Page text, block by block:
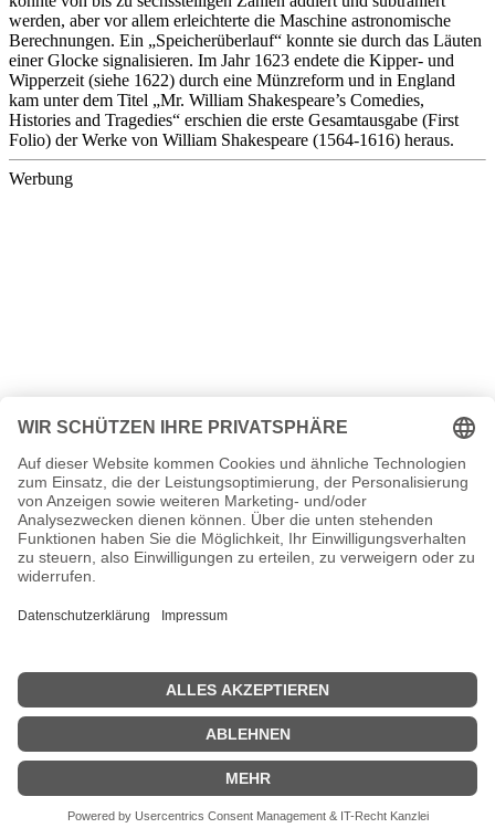
werden, aber vor allem erleichterte die Maschine astronomische
Berechnungen. Ein „Speicherüberlauf“ konnte sie durch das Läuten
einer Glocke signalisieren. Im Jahr 1623 endete die Kipper- und
Wipperzeit (siehe 1622) durch eine Münzreform und in England
kam unter dem Titel „Mr. William Shakespeare’s Comedies,
Histories and Tragedies“ erschien die erste Gesamtausgabe (First
Folio) der Werke von William Shakespeare (1564-1616) heraus.
Werbung
<<Das geschah 1622|Das war 1624>>
| © 2013–2025 was-war-wann.de. Alle Rechte vorbehalten. |
Startseite|1700| 1600|1600|2000|Impressum|